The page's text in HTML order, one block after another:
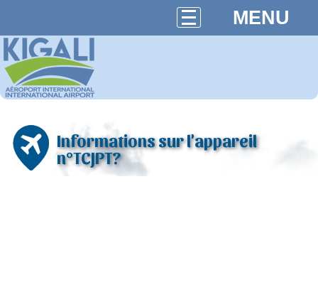
MENU
Informations sur l'appareil
n°TCJPT?